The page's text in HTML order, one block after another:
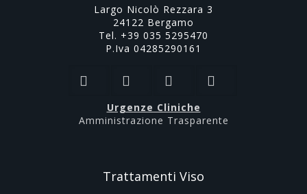
Largo Nicolò Rezzara 3
24122 Bergamo
Tel. +39 035 5295470
P.Iva 04285290161
Urgenze Cliniche
Amministrazione Trasparente
Trattamenti Viso